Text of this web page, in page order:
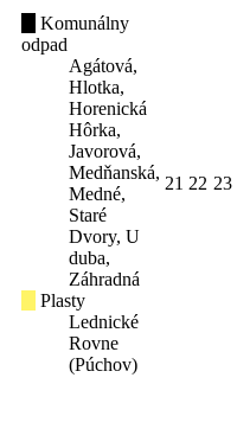
Komunálny
odpad
Agátová,
Hlotka,
Horenická
Hôrka,
Javorová,
Medňanská,
Medné,
Staré
Dvory, U
duba,
Záhradná
Plasty
Lednické
Rovne
(Púchov)
21 22 23